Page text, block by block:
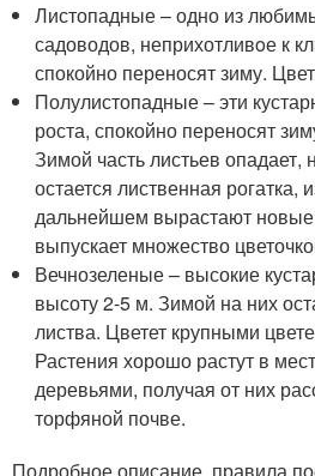
Листопадные – одно из
садоводов, неприхотливoе к
спокойно переносят зиму.
Полулистопадные – эти
роста, спокойно переносят
Зимой часть листьев опадает,
остается лиственная рогатка,
дальнейшем вырастают новые
выпускает множество
Вечнозеленые – высокие
высоту 2-5 м. Зимой на них
листва. Цветет крупными
Растения хорошо растут в
деревьями, получая от них
торфяной почве.